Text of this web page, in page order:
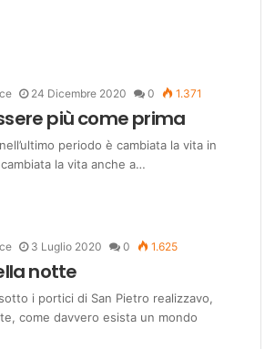
24 Dicembre 2020 0 1.371
più come prima
periodo è cambiata la vita in
la vita anche a…
3 Luglio 2020 0 1.625
notte
i portici di San Pietro realizzavo,
come davvero esista un mondo